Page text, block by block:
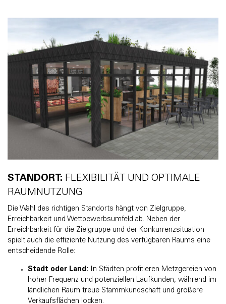
STANDORT: FLEXIBILITÄT UND OPTIMALE
RAUMNUTZUNG
Die Wahl des richtigen Standorts hängt von Zielgruppe,
Erreichbarkeit und Wettbewerbsumfeld ab. Neben der
Erreichbarkeit für die Zielgruppe und der Konkurrenzsituation
spielt auch die effiziente Nutzung des verfügbaren Raums eine
entscheidende Rolle:
Stadt oder Land: In Städten profitieren Metzgereien von
hoher Frequenz und potenziellen Laufkunden, während im
ländlichen Raum treue Stammkundschaft und größere
Verkaufsflächen locken.